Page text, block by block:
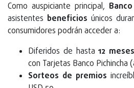
Como auspiciante principal,
asistentes beneficios únicos
consumidores podrán acceder a:
Diferidos de hasta12
con Tarjetas Banco Pichincha
Sorteos de premios